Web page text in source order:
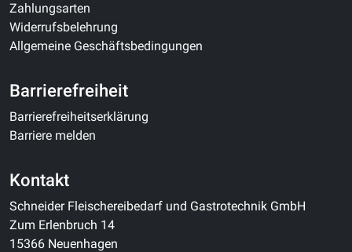
Zahlungsarten
Widerrufsbelehrung
Allgemeine Geschäftsbedingungen
Barrierefreiheit
Barrierefreiheitserklärung
Barriere melden
Kontakt
Schneider Fleischereibedarf und Gastrotechnik GmbH
Zum Erlenbruch 14
15366 Neuenhagen